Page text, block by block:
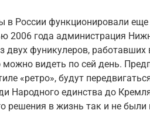
в России функционировали
2006 года администрация
двух фуникулеров, работавших
можно видеть по сей день.
«ретро», будут
Народного единства до
решения в жизнь так и не были